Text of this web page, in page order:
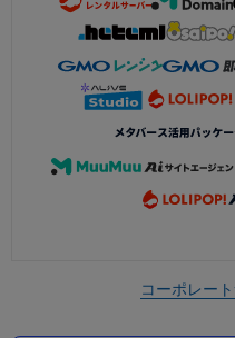
コーポレー